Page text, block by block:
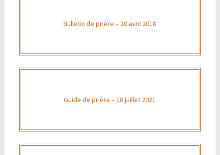
Bulletin de prière – 20 avril 2018
Guide de prière – 18 juillet 2021